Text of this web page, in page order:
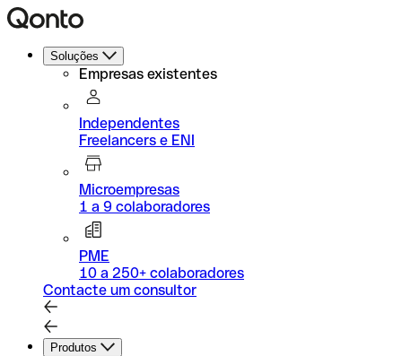
Soluções
Empresas existentes
Independentes
Freelancers e ENI
Microempresas
1 a 9 colaboradores
PME
10 a 250+ colaboradores
Contacte um consultor
Produtos